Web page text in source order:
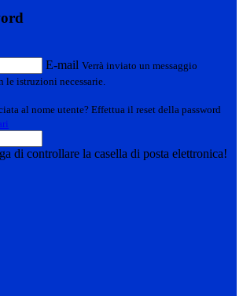
E-mail Verrà inviato un messaggio
istruzioni necessarie.
al nome utente? Effettua il reset della password
di controllare la casella di posta elettronica!